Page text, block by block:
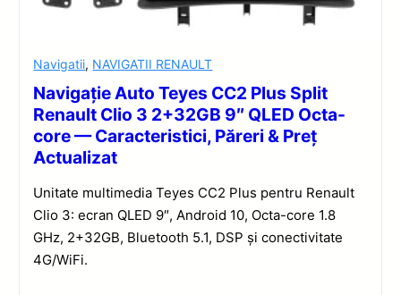
Navigatii, NAVIGATII RENAULT
Navigație Auto Teyes CC2 Plus Split
Renault Clio 3 2+32GB 9″ QLED Octa-
core — Caracteristici, Păreri & Preț
Actualizat
Unitate multimedia Teyes CC2 Plus pentru Renault
Clio 3: ecran QLED 9″, Android 10, Octa-core 1.8
GHz, 2+32GB, Bluetooth 5.1, DSP și conectivitate
4G/WiFi.